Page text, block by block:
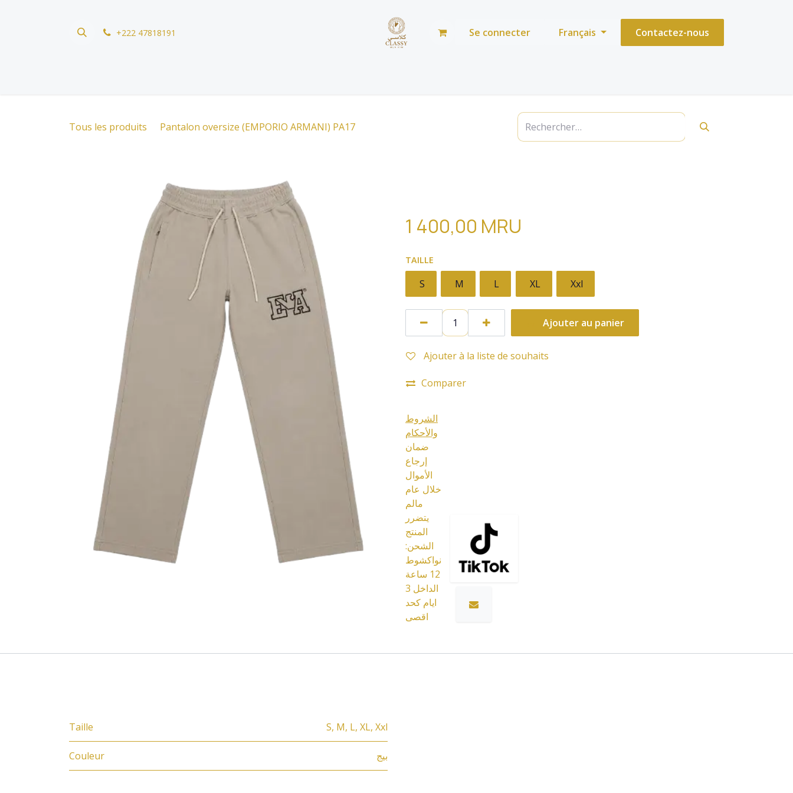
+222 47818191 Se connecter Français Contactez-nous
Tous les produits Pantalon oversize (EMPORIO ARMANI) PA17
1 400,00 MRU
TAILLE
S M L XL Xxl
Ajouter au panier
Ajouter à la liste de souhaits
Comparer
الشروط
والأحكام
ضمان
إرجاع
الأموال
خلال عام
مالم
يتضرر
المنتج
الشحن:
نواكشوط
12 ساعة
الداخل 3
ايام كحد
اقصى
Taille S, M, L, XL, Xxl
Couleur بيج